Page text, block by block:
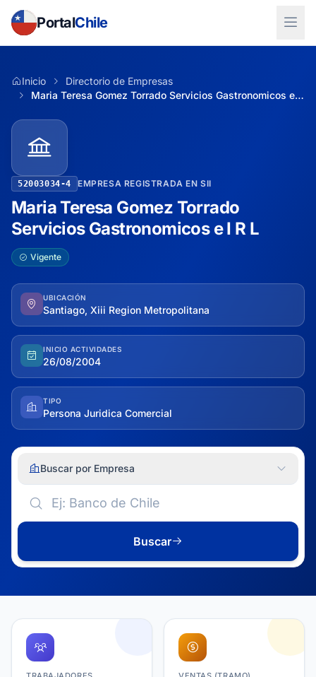
PortalChile
Inicio
Directorio de Empresas
Maria Teresa Gomez Torrado Servicios Gastronomicos e I R L
52003034-4 EMPRESA REGISTRADA EN SII
Maria Teresa Gomez Torrado
Servicios Gastronomicos e I R L
Vigente
UBICACIÓN
Santiago, Xiii Region Metropolitana
INICIO ACTIVIDADES
26/08/2004
TIPO
Persona Juridica Comercial
Buscar por Empresa
Buscar